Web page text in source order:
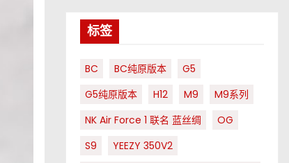
标签
BC BC纯原版本
G5
G5纯原版本
H12 M9
M9系列
NK Air Force 1 联名 蓝丝绸
OG
S9
YEEZY 350V2